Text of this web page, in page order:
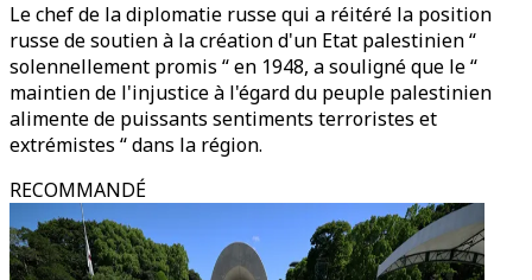
Le chef de la diplomatie russe qui a réitéré la position
russe de soutien à la création d'un Etat palestinien “
solennellement promis “ en 1948, a souligné que le “
maintien de l'injustice à l'égard du peuple palestinien
alimente de puissants sentiments terroristes et
extrémistes “ dans la région.
RECOMMANDÉ